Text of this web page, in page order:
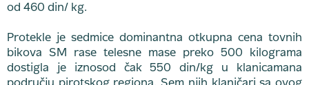
od 460 din/ kg.
Protekle je sedmice dominantna otkupna cena tovnih
bikova SM rase telesne mase preko 500 kilograma
dostigla je iznosod čak 550 din/kg u klanicamana